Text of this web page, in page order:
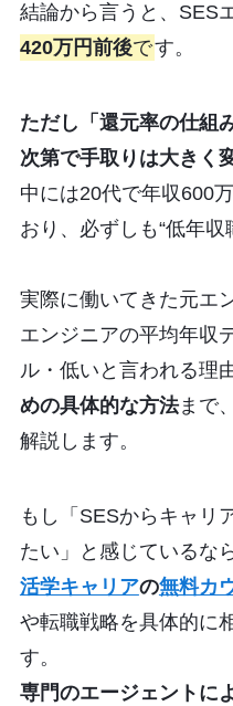
結論から言うと、SES
420万円前後です。
ただし「還元率の仕組
次第で手取りは大きく
中には20代で年収600
おり、必ずしも“低年収
実際に働いてきた元エ
エンジニアの平均年収
ル・低いと言われる理
めの具体的な方法まで
解説します。
もし「SESからキャリ
たい」と感じているなら
活学キャリアの無料カ
や転職戦略を具体的に
す。
専門のエージェントに